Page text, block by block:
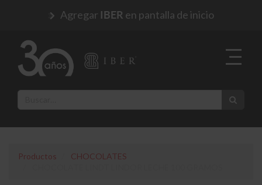
Agregar IBER en pantalla de inicio
Productos
CHOCOLATES